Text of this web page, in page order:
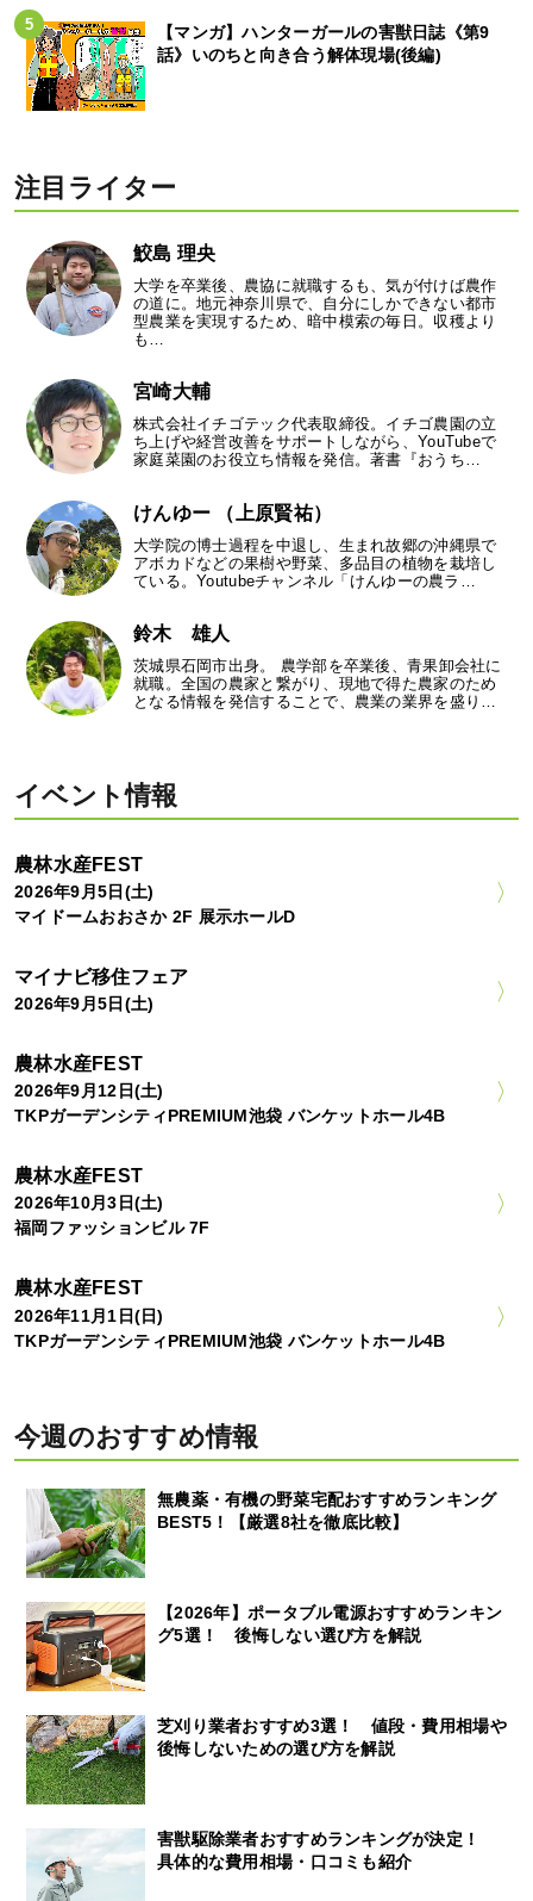
【マンガ】ハンターガールの害獣日誌《第9
話》いのちと向き合う解体現場(後編)
注目ライター
鮫島 理央
大学を卒業後、農協に就職するも、気が付けば農作
の道に。地元神奈川県で、自分にしかできない都市
型農業を実現するため、暗中模索の毎日。収穫より
も…
宮崎大輔
株式会社イチゴテック代表取締役。イチゴ農園の立
ち上げや経営改善をサポートしながら、YouTubeで
家庭菜園のお役立ち情報を発信。著書『おうち…
けんゆー （上原賢祐）
大学院の博士過程を中退し、生まれ故郷の沖縄県で
アボカドなどの果樹や野菜、多品目の植物を栽培し
ている。Youtubeチャンネル「けんゆーの農ラ…
鈴木 雄人
茨城県石岡市出身。 農学部を卒業後、青果卸会社に
就職。全国の農家と繋がり、現地で得た農家のため
となる情報を発信することで、農業の業界を盛り…
イベント情報
農林水産FEST
2026年9月5日(土)
マイドームおおさか 2F 展示ホールD
マイナビ移住フェア
2026年9月5日(土)
農林水産FEST
2026年9月12日(土)
TKPガーデンシティPREMIUM池袋 バンケットホール4B
農林水産FEST
2026年10月3日(土)
福岡ファッションビル 7F
農林水産FEST
2026年11月1日(日)
TKPガーデンシティPREMIUM池袋 バンケットホール4B
今週のおすすめ情報
無農薬・有機の野菜宅配おすすめランキング
BEST5！【厳選8社を徹底比較】
【2026年】ポータブル電源おすすめランキン
グ5選！ 後悔しない選び方を解説
芝刈り業者おすすめ3選！ 値段・費用相場や
後悔しないための選び方を解説
害獣駆除業者おすすめランキングが決定！
具体的な費用相場・口コミも紹介